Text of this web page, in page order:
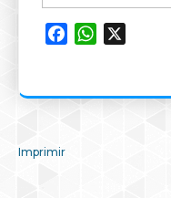
FacebookWhatsApp
Imprimir